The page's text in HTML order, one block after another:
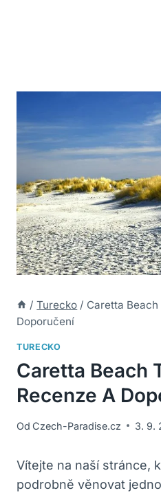
/ Turecko / Caretta
Doporučení
TURECKO
Caretta Beach
Recenze A
Od Czech-Paradise.cz 3. 9.
Vítejte na naší stránce,
podrobně věnovat